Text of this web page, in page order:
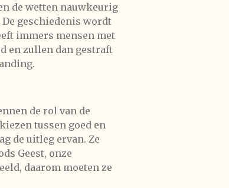
de wetten nauwkeurig
geschiedenis wordt
immers mensen met
en zullen dan gestraft
de rol van de
tussen goed en
de uitleg ervan. Ze
Geest, onze
daarom moeten ze